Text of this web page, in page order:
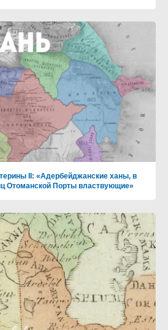
II: «Адербейджанские ханы, в
Отоманской Порты властвующие»